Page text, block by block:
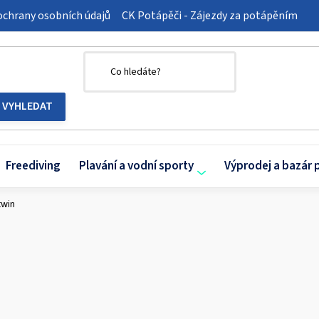
osobních údajů CK Potápěči - Zájezdy za potápěním
Freediving Plavání a vodní sporty Výprodej a bazár